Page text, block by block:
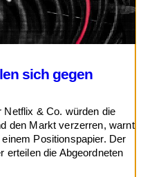
sich gegen
Netflix & Co. würden die
den Markt verzerren, warnt
Positionspapier. Der
erteilen die Abgeordneten